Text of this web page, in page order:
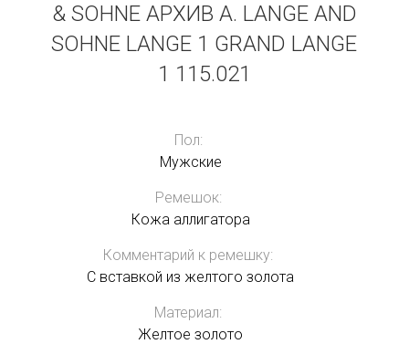
& SOHNE АРХИВ A. LANGE AND
SOHNE LANGE 1 GRAND LANGE
1 115.021
Пол:
Мужские
Ремешок:
Кожа аллигатора
Комментарий к ремешку:
С вставкой из желтого золота
Материал:
Желтое золото